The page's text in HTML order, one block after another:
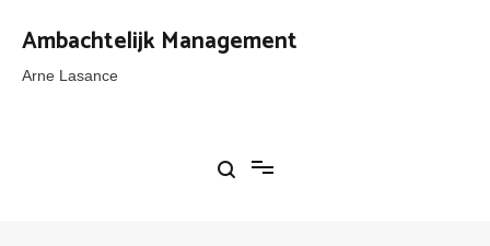
naar
inhoud
Ambachtelijk Management
Arne Lasance